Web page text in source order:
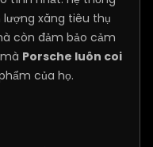
xăng tiêu thụ
còn đảm bảo cảm
Porsche luôn coi
của họ.